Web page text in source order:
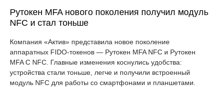
Рутокен MFA нового поколения получил модуль
NFC и стал тоньше
Компания «Актив» представила новое поколение
аппаратных FIDO-токенов — Рутокен MFA NFC и Рутокен
MFA C NFC. Главные изменения коснулись удобства:
устройства стали тоньше, легче и получили встроенный
модуль NFC для работы со смартфонами и планшетами.